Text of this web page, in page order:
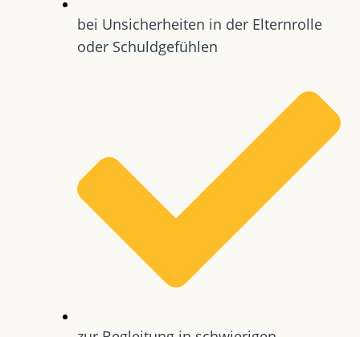
bei Unsicherheiten in der Elternrolle
oder Schuldgefühlen